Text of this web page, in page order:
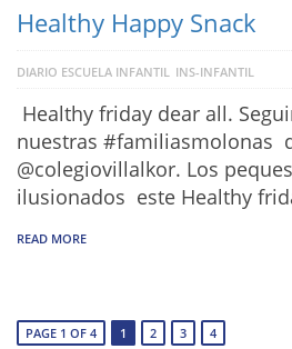
Healthy Happy Snack
DIARIO ESCUELA INFANTIL INS-INFANTIL
Healthy friday dear all.
nuestras #familiasmolonas
@colegiovillalkor. Los
ilusionados este Healthy
READ MORE
PAGE 1 OF 4 1 2 3 4